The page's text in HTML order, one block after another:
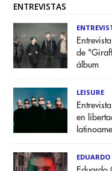
ENTREVISTAS
de
álbum
LEISURE
en
EDUARDO